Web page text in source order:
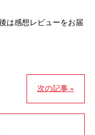
は感想レビューをお届
次の記事 »